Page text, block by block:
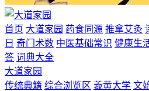
首页 大道家园 药食同源 推拿艾灸
日 奇门术数 中医基础常识 健康生
答 词典大全
大道家园
传统典籍 综合浏览区 羲黄大学 文